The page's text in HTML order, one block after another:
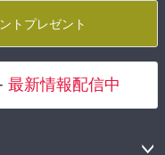
トプレゼント
最新情報配信中